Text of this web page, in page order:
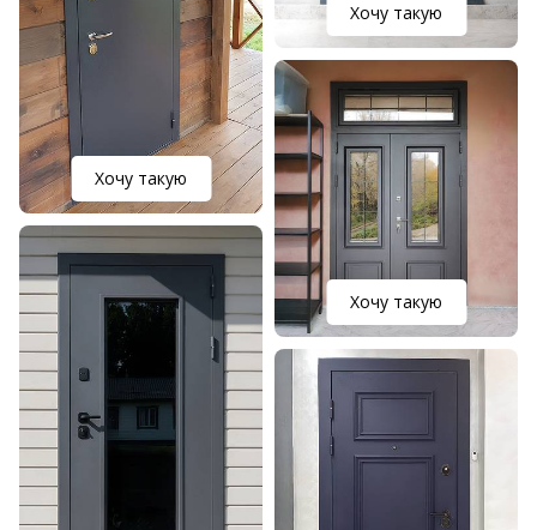
Хочу такую
Хочу такую
Хочу такую